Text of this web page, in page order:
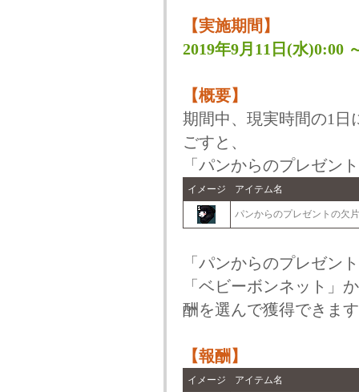
【実施期間】
2019年9月11日(水)0:00
【概要】
期間中、現実時間の1日
ごすと、
「パンからのプレゼン
イメージ アイテム名
パンからのプレゼントの欠片
「パンからのプレゼン
「ベビーボンネット」
酬を選んで獲得できま
【報酬】
イメージ アイテム名